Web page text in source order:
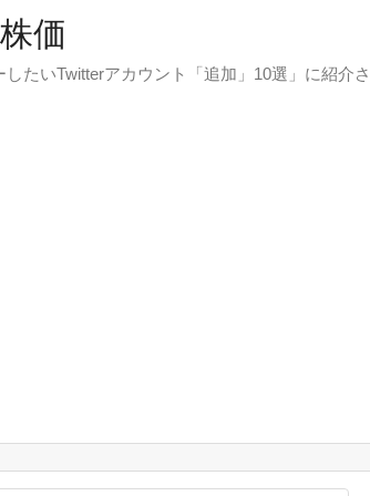
価
たいTwitterアカウント「追加」10選」に紹介